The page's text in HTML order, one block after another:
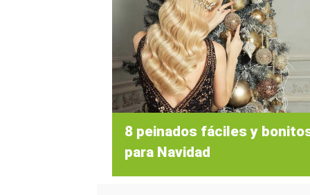
8 peinados fáciles y
para Navidad